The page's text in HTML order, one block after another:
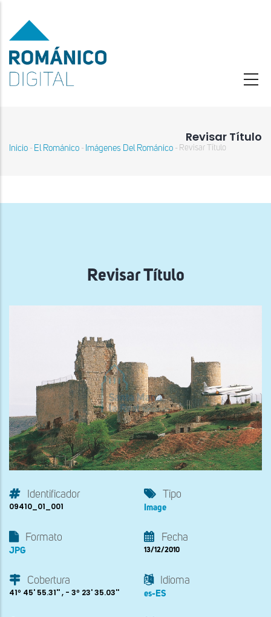
contenido
principal
Revisar Título
Sobrescribir
navegación
Inicio - El Románico - Imágenes Del Románico - Revisar Título
Revisar Título
Identificador
09410_01_001
Tipo
Image
Formato
JPG
Fecha
13/12/2010
Cobertura
41º 45' 55.31'' , - 3º 23' 35.03''
Idioma
es-ES